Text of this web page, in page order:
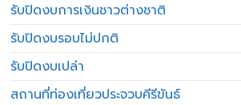
รับปิดงบการเงินชาวต่างชาติ
รับปิดงบรอบไม่ปกติ
รับปิดงบเปล่า
สถานที่ท่องเที่ยวประจวบคีรีขันธ์